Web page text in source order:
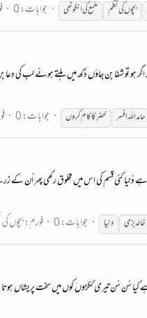
بچوںکینظم ملمعکیانگوٹھی جوابات: 0
ہو تو شفا بن جاؤں دُکھ میں ہلتے ہوئے لب کی
حامد اللہ افسر خضر کا کام کروں جوابات: 0
کئی قسم کی اس میں مخلوق رکھی پھر اُن کے
خالد بزمی دنیا جوابات: 0 فورم:بچوں
سُن سُن تیری ککڑوں کوں میں سخت پریشاں